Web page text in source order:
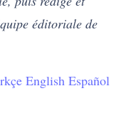
éditoriale de
English Español